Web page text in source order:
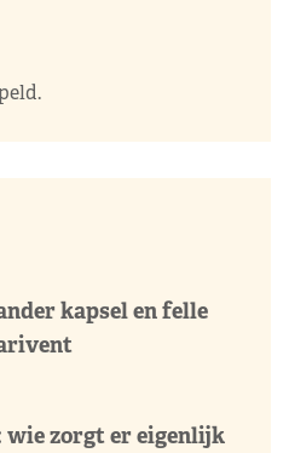
kapsel en felle
wie zorgt er eigenlijk